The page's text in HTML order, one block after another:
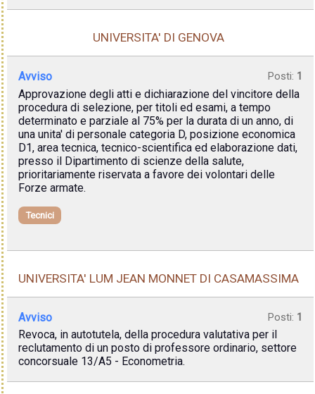
UNIVERSITA' DI GENOVA
Avviso Posti: 1
Approvazione degli atti e dichiarazione del vincitore della
procedura di selezione, per titoli ed esami, a tempo
determinato e parziale al 75% per la durata di un anno, di
una unita' di personale categoria D, posizione economica
D1, area tecnica, tecnico-scientifica ed elaborazione dati,
presso il Dipartimento di scienze della salute,
prioritariamente riservata a favore dei volontari delle
Forze armate.
Tecnici
UNIVERSITA' LUM JEAN MONNET DI CASAMASSIMA
Avviso Posti: 1
Revoca, in autotutela, della procedura valutativa per il
reclutamento di un posto di professore ordinario, settore
concorsuale 13/A5 - Econometria.